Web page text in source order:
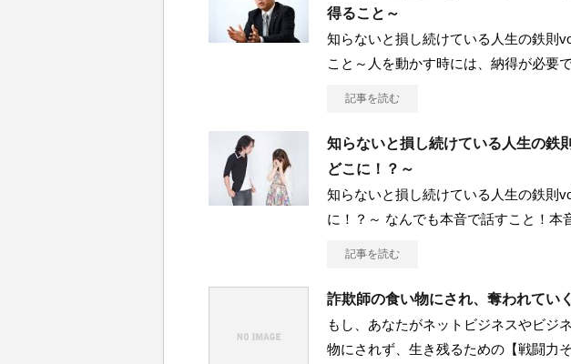
得ること～
知らないと損し続けている人生の鉄則
こと～人を動かす時には、納得が必要で
記事を読む
知らないと損し続けている人生の鉄
どこに！？～
知らないと損し続けている人生の鉄則
に！？～ なんでも本音で話すこと！本
記事を読む
詐欺師の食い物にされ、奪われてい
もし、あなたがネットビジネスやビジ
物にされず、生き残るための【戦闘力